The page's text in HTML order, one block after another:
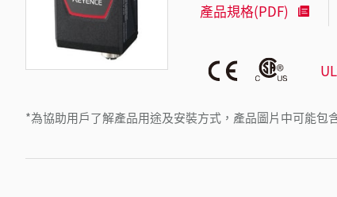
*為協助用戶了解產品用途及安裝方式，產品圖片中可能包
產品規格(PDF)